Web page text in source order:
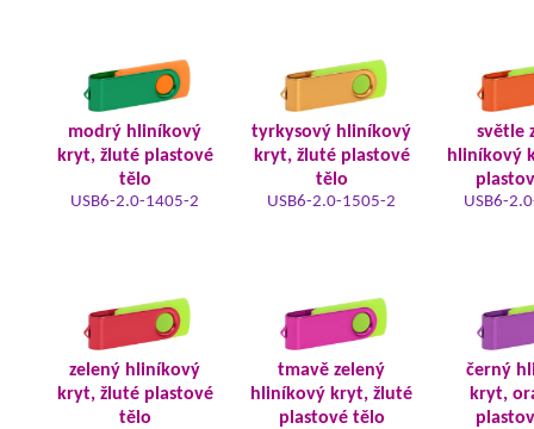
modrý hliníkový
kryt, žluté plastové
tělo
USB6-2.0-1405-2
tyrkysový hliníkový
kryt, žluté plastové
tělo
USB6-2.0-1505-2
světle
hliníkový
USB6-
zelený hliníkový
kryt, žluté plastové
tělo
tmavě zelený
hliníkový kryt, žluté
plastové tělo
černý
kryt,